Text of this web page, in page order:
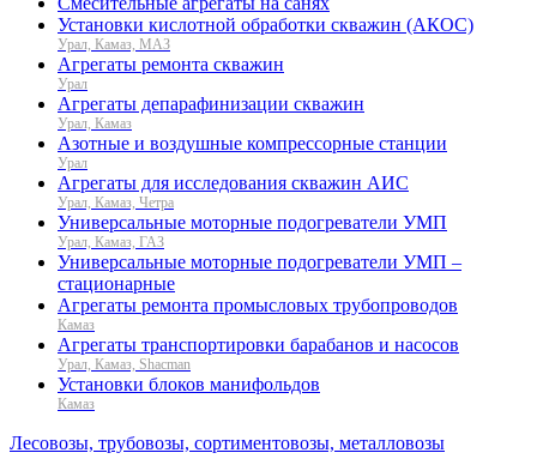
Установки кислотной обработки скважин (АКОС)
Урал, Камаз, МАЗ
Агрегаты ремонта скважин
Урал
Агрегаты депарафинизации скважин
Урал, Камаз
Азотные и воздушные компрессорные станции
Урал
Агрегаты для исследования скважин АИС
Урал, Камаз, Четра
Универсальные моторные подогреватели УМП
Урал, Камаз, ГАЗ
Универсальные моторные подогреватели УМП –
стационарные
Агрегаты ремонта промысловых трубопроводов
Камаз
Агрегаты транспортировки барабанов и насосов
Урал, Камаз, Shacman
Установки блоков манифольдов
Камаз
Лесовозы, трубовозы, сортиментовозы, металловозы